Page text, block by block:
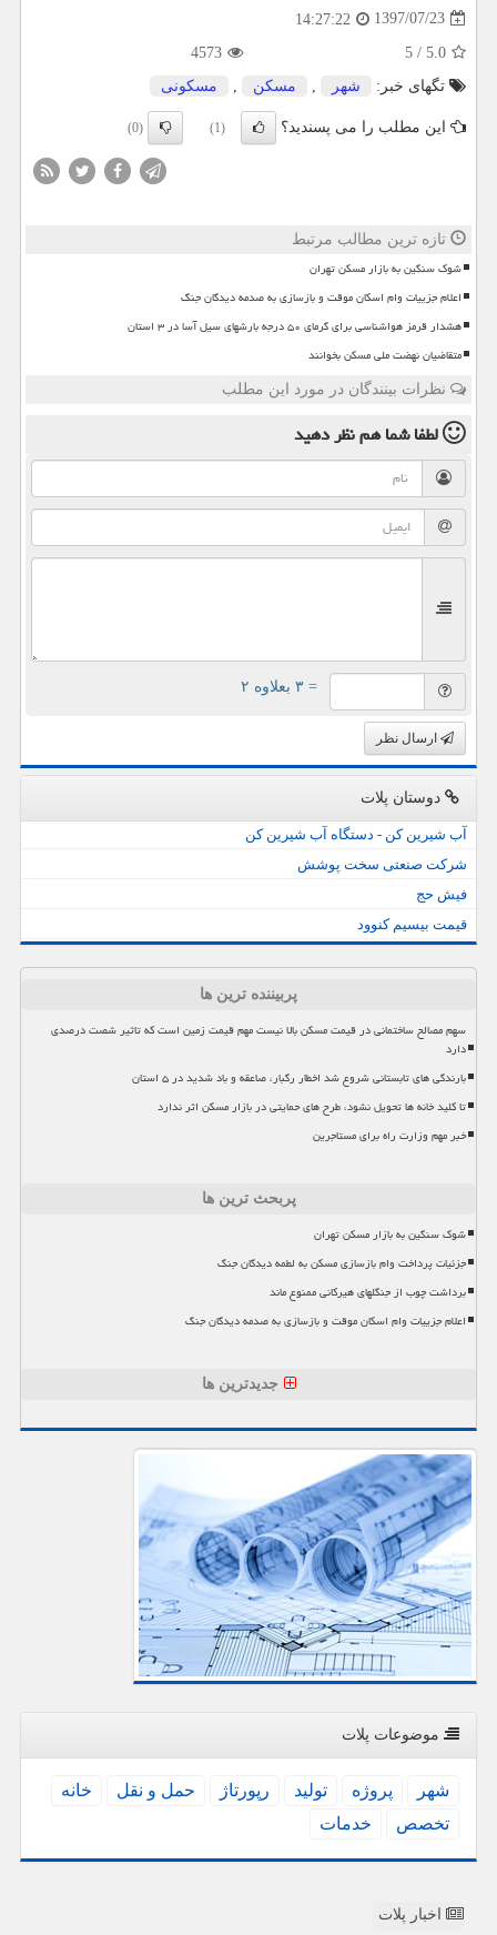
1397/07/23
14:27:22
5.0
/
5
4573
تگهای خبر:
شهر مسكن مسكونی
این مطلب را می پسندید؟ (1)
(0)
تازه ترین مطالب مرتبط
شوک سنگین به بازار مسکن تهران
اعلام جزییات وام اسکان موقت و بازسازی به صدمه دیدگان جنگ
هشدار قرمز هواشناسی برای گرمای ۵۰ درجه بارشهای سیل آسا در ۳ استان
متقاضیان نهضت ملی مسکن بخوانند
نظرات بینندگان در مورد این مطلب
لطفا شما همنظر دهید
= ۳ بعلاوه ۲
ارسال نظر
دوستان پلات
آب شیرین کن - دستگاه آب شیرین کن
شرکت صنعتی سخت پوشش
فیش حج
قیمت بیسیم کنوود
پربیننده ترین ها
سهم مصالح ساختمانی در قیمت مسکن بالا نیست مهم قیمت زمین است که تاثیر شصت درصدی
دارد
بارندگی های تابستانی شروع شد اخطار رگبار، صاعقه و باد شدید در ۵ استان
تا کلید خانه ها تحویل نشود، طرح های حمایتی در بازار مسکن اثر ندارد
خبر مهم وزارت راه برای مستاجرین
پربحث ترین ها
شوک سنگین به بازار مسکن تهران
جزئیات پرداخت وام بازسازی مسکن به لطمه دیدگان جنگ
برداشت چوب از جنگلهای هیرکانی ممنوع ماند
اعلام جزییات وام اسکان موقت و بازسازی به صدمه دیدگان جنگ
جدیدترین ها
موضوعات پلات
شهر پروژه تولید رپورتاژ حمل و نقل
خانه
تخصص
خدمات
اخبار پلات